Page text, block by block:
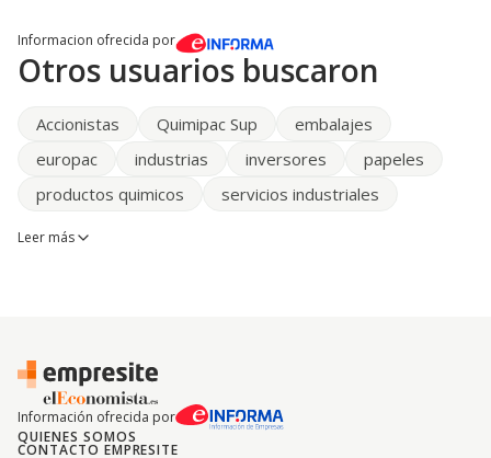
Informacion ofrecida por
Otros usuarios buscaron
Accionistas Quimipac Sup
embalajes
europac
industrias inversores
papeles
productos quimicos
servicios industriales
Leer más
Información ofrecida por
QUIENES SOMOS
CONTACTO EMPRESITE